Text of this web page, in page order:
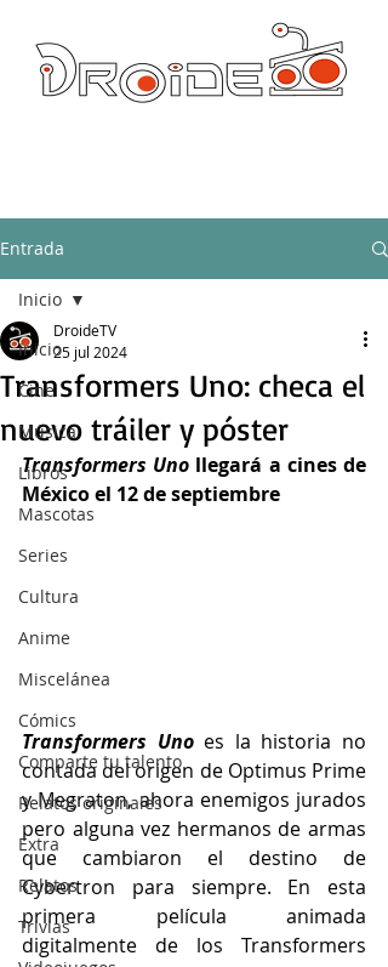
Entrada
Inicio
Cine
Música
Libros
Mascotas
Series
Cultura
Anime
Miscelánea
Cómics
Comparte tu talento
Relatos originales
Extra
Relatos
Trivias
Inicio
Transformers Uno: checa el
nuevo tráiler y póster
DroideTV
25 jul 2024
Transformers Uno llegará a cines de
México el 12 de septiembre
Transformers Uno es la historia no
contada del origen de Optimus Prime
y Megraton, ahora enemigos jurados
pero alguna vez hermanos de armas
que cambiaron el destino de
Cybertron para siempre. En esta
primera película animada
digitalmente de los Transformers